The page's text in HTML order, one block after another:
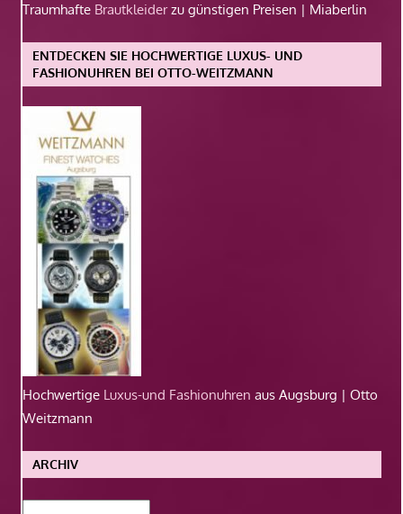
Traumhafte Brautkleiderzu günstigen Preisen | Miaberlin
ENTDECKEN SIE HOCHWERTIGE LUXUS- UND
FASHIONUHREN BEI OTTO-WEITZMANN
Hochwertige Luxus-und Fashionuhren aus Augsburg | Otto
Weitzmann
ARCHIV